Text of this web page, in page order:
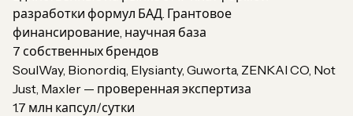
разработки формул БАД. Грантовое
финансирование, научная база
7 собственных брендов
SoulWay, Bionordiq, Elysianty, Guworta, ZENKAI CO, Not
Just, Maxler — проверенная экспертиза
1.7 млн капсул/сутки